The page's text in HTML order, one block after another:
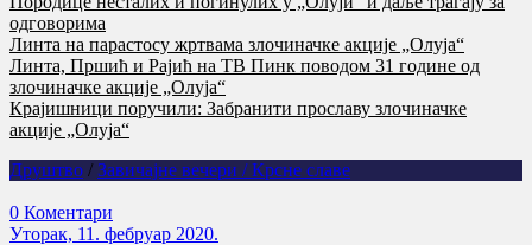
одговорима
Линта на парастосу жртвама злочиначке акције „Олуја“
Линта, Пршић и Рајић на ТВ Пинк поводом 31 године од
злочиначке акције „Олуја“
Крајишници поручили: Забранити прославу злочиначке
акције „Олуја“
Друштво / Завичајне вечери / Крсне славе
0 Коментари
Уторак, 11. фебруар 2020.